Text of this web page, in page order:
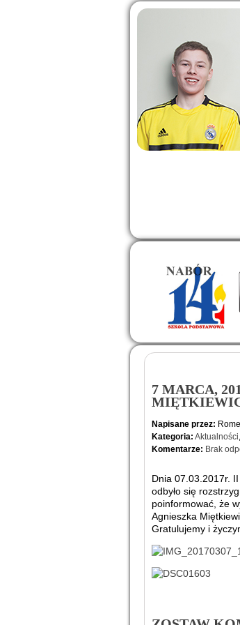
7 MARCA,
Napisane przez:
Kategoria: Aktualności,
Komentarze: Brak
Dnia 07.03.2017r.
odbyło się
poinformować, że
Agnieszka
Gratulujemy i